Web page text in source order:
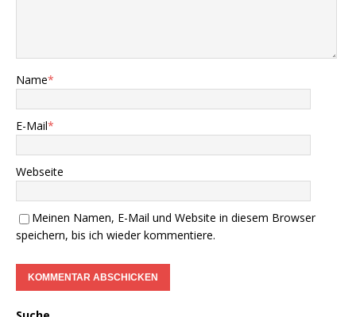
Name*
E-Mail*
Webseite
Meinen Namen, E-Mail und Website in diesem Browser
speichern, bis ich wieder kommentiere.